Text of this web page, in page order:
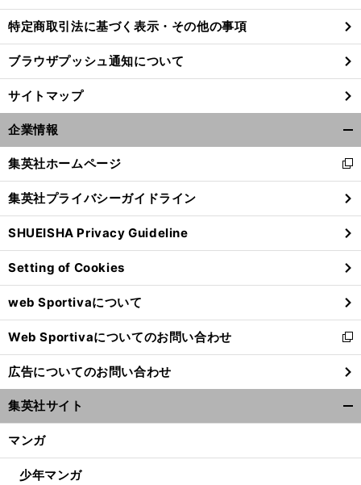
特定商取引法に基づく表示・その他の事項
ブラウザプッシュ通知について
サイトマップ
企業情報
閉
る
集英社ホームページ
新
し
い
ウ
ィ
ン
ド
ウ
で
開
く
集英社プライバシーガイドライン
SHUEISHA Privacy Guideline
Setting of Cookies
web Sportivaについて
Web Sportivaについてのお問い合わせ
新
し
い
ウ
ィ
ン
ウ
広告についてのお問い合わせ
集英社サイト
マンガ
少年マンガ